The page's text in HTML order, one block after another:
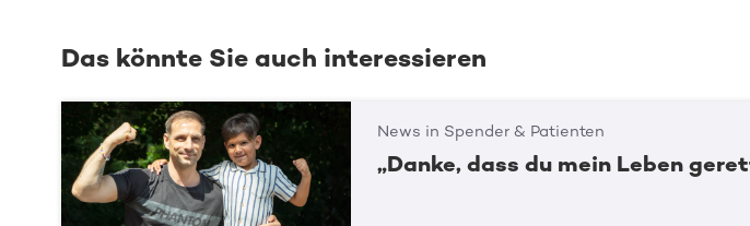
Das könnte Sie auch interessieren
News in Spender & Patienten
„Danke, dass du mein Leben